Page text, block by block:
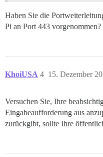
Haben Sie die
Pi an Port 443 vorgenommen?
KhoiUSA 15. Dezember
4
Versuchen Sie, Ihre
Eingabeaufforderung aus
zurückgibt, sollte Ihre